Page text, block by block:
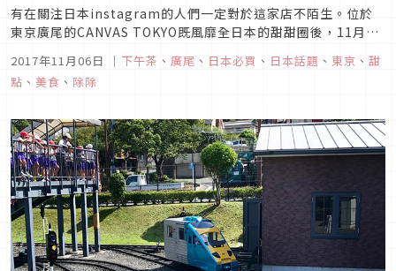
有在關注日本instagram的人們一定對於這家店不陌生。位於
東京廣尾的CANVAS TOKYO既風靡全日本的甜甜圈後，11月18
日又準備在代官山開設二號店，由於它們推出的新商品實在太引
人注目，還沒開使營業就已經在網路上掀起一波熱烈的討論，媒
體們也爭相報導。接下來就讓我們來看看CANVAS TOKY...
2017年11月06日 ｜ 下午茶 、 廣尾 、 日本必買 、 日本話題 、 東京 、 甜
點 、 美食 、 除除